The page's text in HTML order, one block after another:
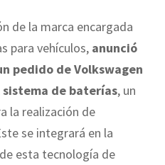
de la marca encargada
para vehículos, anunció
pedido de Volkswagen
sistema de baterías, un
la realización de
se integrará en la
esta tecnología de